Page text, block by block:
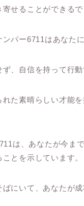
せることができるで
バー6711はあなた
、自信を持って行動
た素晴らしい才能
は、あなたが今ま
とを示しています。
にいて、あなたが